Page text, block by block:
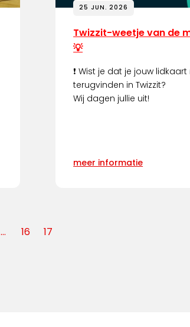
25 JUN. 2026
Twizzit-weetje van de
💡
❗ Wist je dat je jouw
terugvinden in Twizzit?
Wij dagen jullie uit!
meer informatie
... 16 17